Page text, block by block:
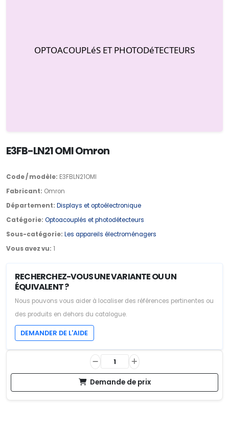
E3FB-LN21 OMI Omron
Code / modèle: E3FBLN21OMI
Fabricant: Omron
Département: Displays et optoélectronique
Catégorie: Optoacouplés et photodétecteurs
Sous-catégorie: Les appareils électroménagers
Vous avez vu: 1
RECHERCHEZ-VOUS UNE VARIANTE OU UN
ÉQUIVALENT ?
Nous pouvons vous aider à localiser des références pertinentes ou
des produits en dehors du catalogue.
DEMANDER DE L'AIDE
Demande de prix